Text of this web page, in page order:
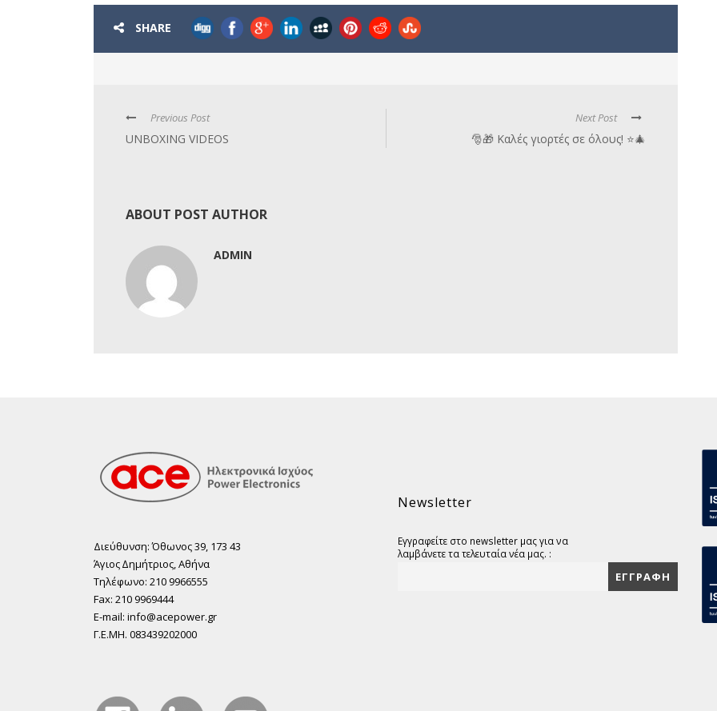
SHARE
Previous Post
UNBOXING VIDEOS
Next Post
🎅🎁 Καλές γιορτές σε όλους! ⭐🎄
ABOUT POST AUTHOR
ADMIN
Διεύθυνση: Όθωνος 39, 173 43
Άγιος ∆ηµήτριος, Αθήνα
Τηλέφωνο: 210 9966555
Fax: 210 9969444
E-mail: info@acepower.gr
Γ.Ε.ΜΗ. 083439202000
Newsletter
Εγγραφείτε στο newsletter μας για να
λαμβάνετε τα τελευταία νέα μας. :